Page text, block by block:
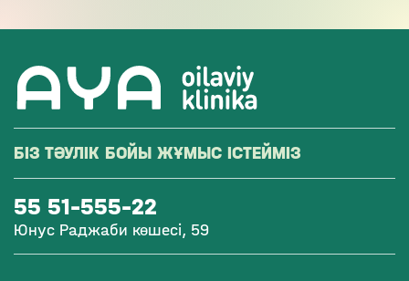
БІЗ ТӘУЛІК БОЙЫ ЖҰМЫС ІСТЕЙМІЗ
55 51-555-22
Юнус Раджаби көшесі, 59